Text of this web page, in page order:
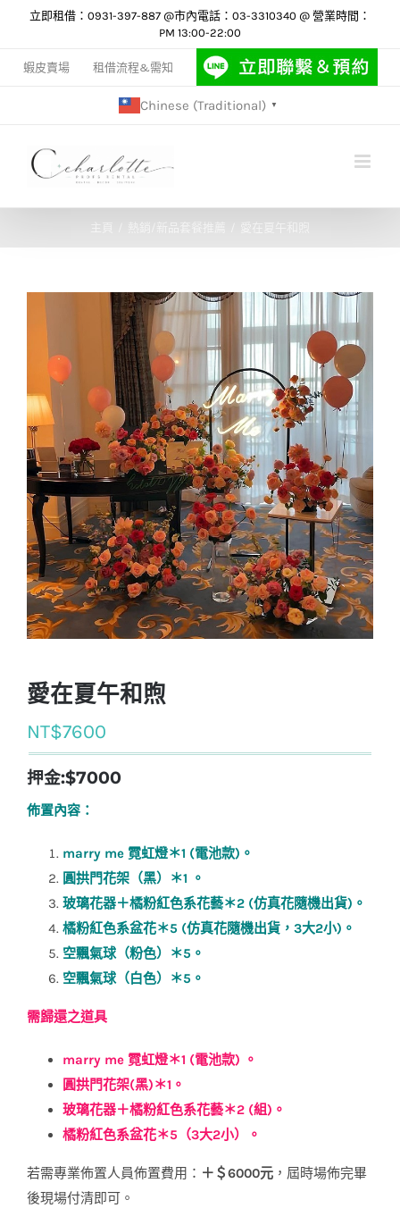
content
立即租借：0931-397-887 @市內電話：03-3310340 @ 營業時間：
PM 13:00-22:00
蝦皮賣場 租借流程&需知
Chinese (Traditional) ▼
熱銷/新品套餐推薦 愛在夏午和煦
愛在夏午和煦
NT$7600
押金:$7000
佈置內容：
marry me 霓虹燈＊1 (電池款)。
圓拱門花架（黑）＊1 。
玻璃花器＋橘粉紅色系花藝＊2 (仿真花隨機出貨) 。
橘粉紅色系盆花＊5 (仿真花隨機出貨，3大2小)。
空飄氣球（粉色）＊5。
空飄氣球（白色）＊5。
需歸還之道具
marry me 霓虹燈＊1 (電池款) 。
圓拱門花架(黑)＊1。
玻璃花器＋橘粉紅色系花藝＊2 (組) 。
橘粉紅色系盆花＊5（3大2小）。
若需專業佈置人員佈置費用： ＋＄6000元 ，屆時場佈完畢
後現場付清即可。